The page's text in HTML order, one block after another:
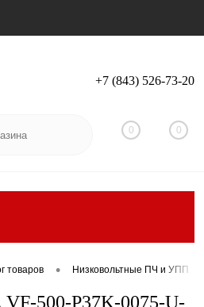
Вход Регистрация
+7 (843) 526-73-20
0 0
товаров • Низковольтные ПЧ и УПП
500-P37K-0075-U-